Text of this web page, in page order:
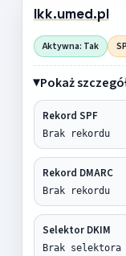
lkk.umed.pl
Aktywna: Tak
Pokaż
Rekord SPF
Brak rekordu
Rekord DMARC
Brak rekordu
Selektor DKIM
Brak selektora